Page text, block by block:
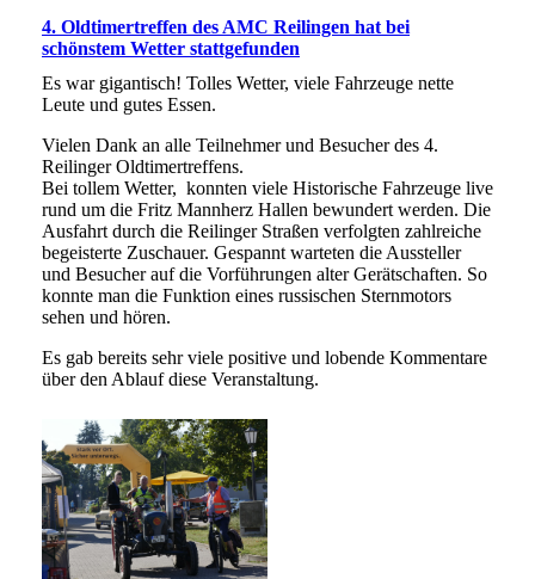
4. Oldtimertreffen des AMC Reilingen hat bei
schönstem Wetter stattgefunden
Es war gigantisch! Tolles Wetter, viele Fahrzeuge nette
Leute und gutes Essen.
Vielen Dank an alle Teilnehmer und Besucher des 4.
Reilinger Oldtimertreffens.
Bei tollem Wetter, konnten viele Historische Fahrzeuge live
rund um die Fritz Mannherz Hallen bewundert werden. Die
Ausfahrt durch die Reilinger Straßen verfolgten zahlreiche
begeisterte Zuschauer. Gespannt warteten die Aussteller
und Besucher auf die Vorführungen alter Gerätschaften. So
konnte man die Funktion eines russischen Sternmotors
sehen und hören.
Es gab bereits sehr viele positive und lobende Kommentare
über den Ablauf diese Veranstaltung.